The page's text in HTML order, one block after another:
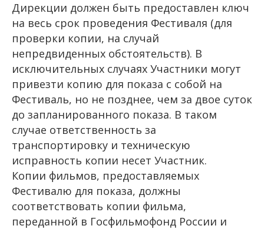
Дирекции должен быть предоставлен ключ
на весь срок проведения Фестиваля (для
проверки копии, на случай
непредвиденных обстоятельств). В
исключительных случаях Участники могут
привезти копию для показа с собой на
Фестиваль, но не позднее, чем за двое суток
до запланированного показа. В таком
случае ответственность за
транспортировку и техническую
исправность копии несет Участник.
Копии фильмов, предоставляемых
Фестивалю для показа, должны
соответствовать копии фильма,
переданной в Госфильмофонд России и
© 2017-2026 LUKSAR Production Center. Все права
защищены. Сайт не предназначен для лиц младше 18 лет.
18+
На сайте используются материалы icons8.com
Контакты: gorkyfest@gorkyfest.ru
Основное
Регламент фестиваля